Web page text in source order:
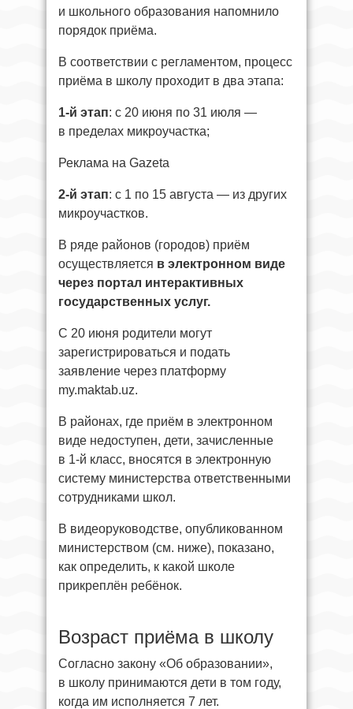
и школьного образования напомнило
порядок приёма.
В соответствии с регламентом, процесс
приёма в школу проходит в два этапа:
1-й этап: с 20 июня по 31 июля —
в пределах микроучастка;
Реклама на Gazeta
2-й этап: с 1 по 15 августа — из других
микроучастков.
В ряде районов (городов) приём
осуществляется в электронном виде
через портал интерактивных
государственных услуг.
С 20 июня родители могут
зарегистрироваться и подать
заявление через платформу
my.maktab.uz.
В районах, где приём в электронном
виде недоступен, дети, зачисленные
в 1-й класс, вносятся в электронную
систему министерства ответственными
сотрудниками школ.
В видеоруководстве, опубликованном
министерством (см. ниже), показано,
как определить, к какой школе
прикреплён ребёнок.
Возраст приёма в школу
Согласно закону «Об образовании»,
в школу принимаются дети в том году,
когда им исполняется 7 лет.